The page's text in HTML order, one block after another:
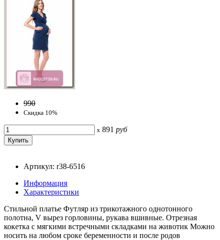
990
Скидка 10%
x 891 руб
Артикул: r38-6516
Информация
Характеристики
Стильной платье Футляр из трикотажного однотонного
полотна, V вырез горловины, рукава вшивные. Отрезная
кокетка с мягкими встречными складками на животик Можно
носить на любом сроке беременности и после родов